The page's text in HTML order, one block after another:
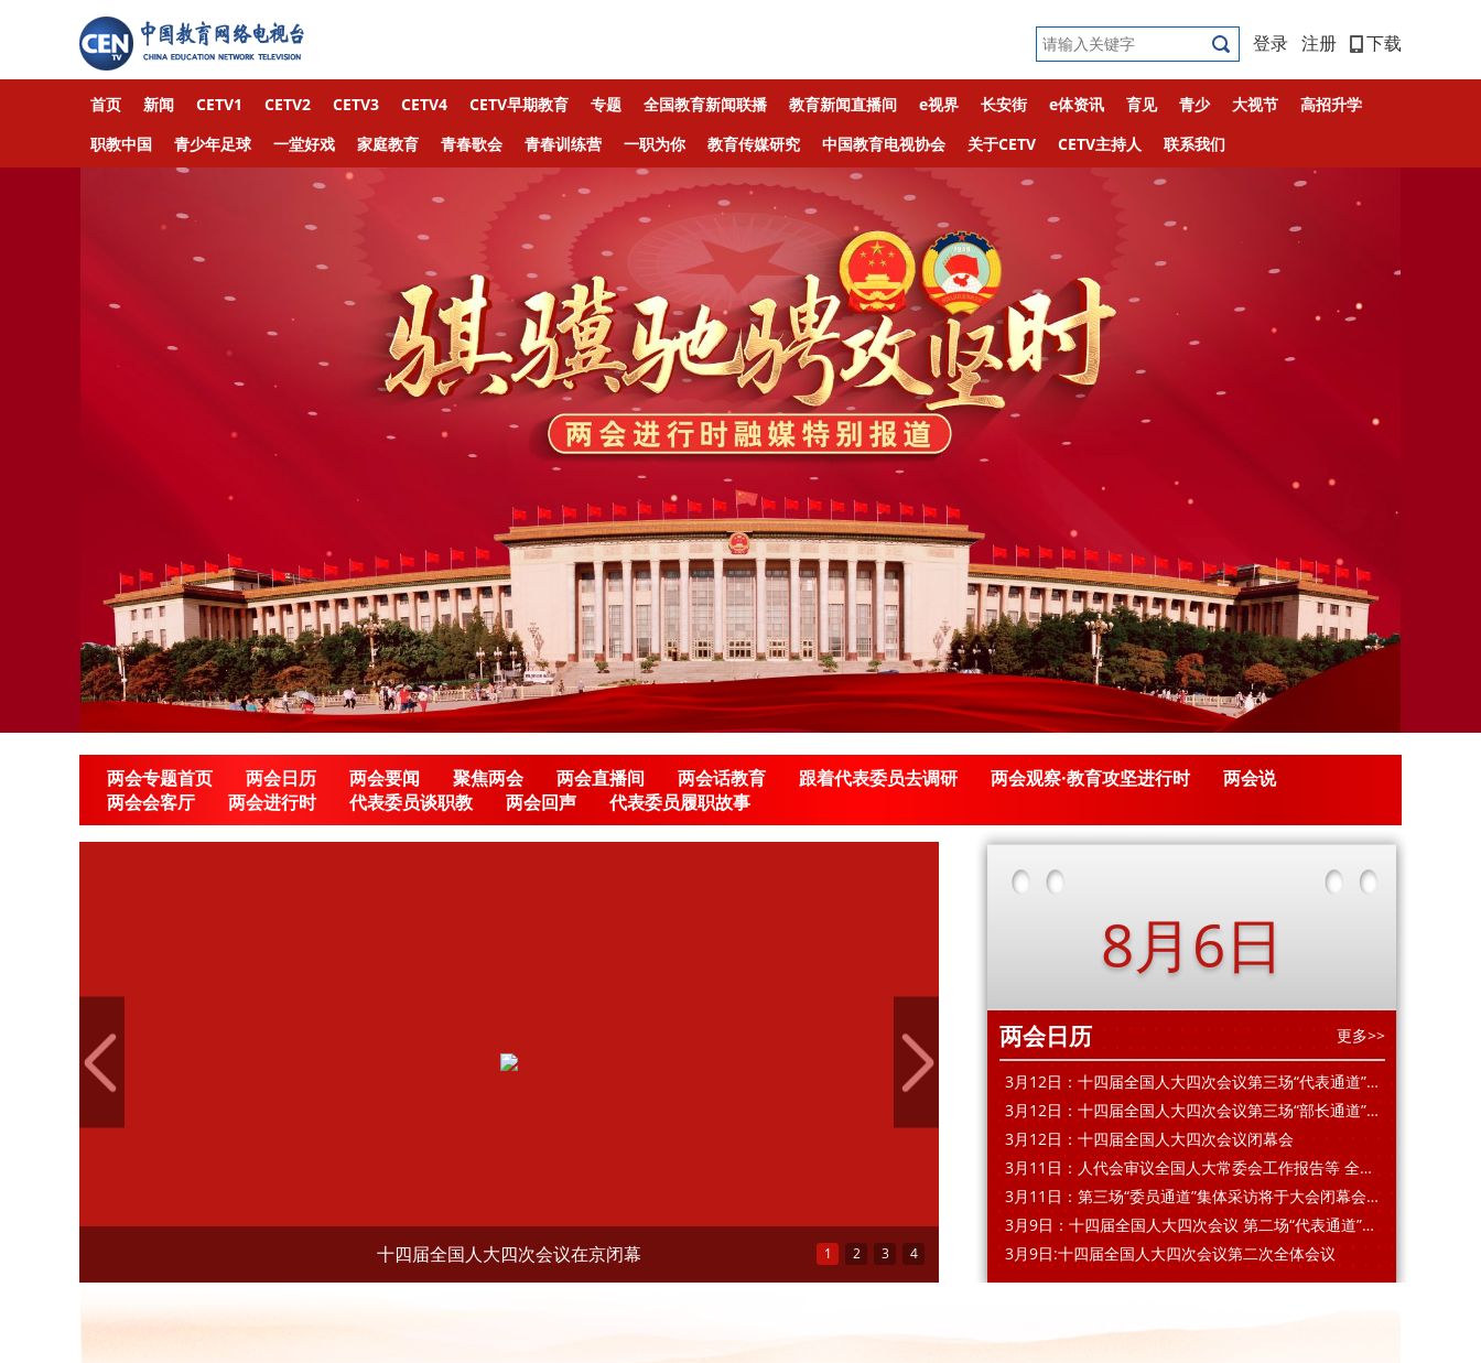
登录 注册 下载
首页 新闻 CETV1 CETV2 CETV3 CETV4 CETV早期教育 专题 全国教育新闻联播 教育新闻直播间 e视界 长安街 e体资讯 育见 青少 大视节
高招升学
职教中国
青少年足球 一堂好戏 家庭教育 青春歌会 青春训练营 一职为你 教育传媒研究 中国教育电视协会 关于CETV CETV主持人 联系我们
两会专题首页 两会日历 两会要闻 聚焦两会 两会直播间 两会话教育 跟着代表委员去调研 两会观察·教育攻坚进行时
两会说
两会会客厅
两会进行时 代表委员谈职教 两会回声 代表委员履职故事
全国政协十四届四次会议闭幕 习近平等出席 一图速览！“十五五”规划纲要草案分领域
1 2 3 4
8月6日
两会日历 更多>>
3月12日：十四届全国人大四次会议第三场“代表通道”集中采访
3月12日：十四届全国人大四次会议第三场“部长通道”集中采访
3月12日：十四届全国人大四次会议闭幕会
3月11日：人代会审议全国人大常委会工作报告等 全国政协十四届四次会议闭幕
3月11日：第三场“委员通道”集体采访将于大会闭幕会开始前举行
3月9日：十四届全国人大四次会议 第二场“代表通道”集中采访
3月9日:十四届全国人大四次会议第二次全体会议